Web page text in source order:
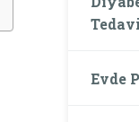
Evde